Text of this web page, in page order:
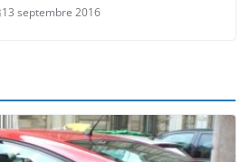
13 septembre 2016